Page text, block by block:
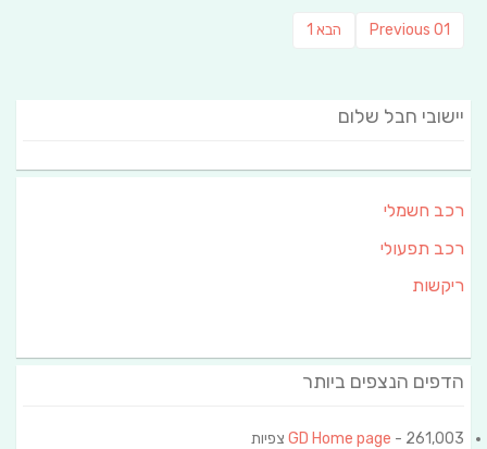
Previous
Previous 01 הבא פוסט
1
יישובי חבל שלום
רכב חשמלי
רכב תפעולי
ריקשות
הדפים הנצפים ביותר
GD Home page - 261,003 צפיות